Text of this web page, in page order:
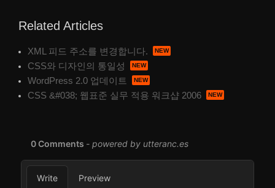
Related Articles
XML 피드 주소를 변경합니다.
CSS와 디자인의 통일성
WordPress 2.0 업데이트
CSS &#038; 웹표준 실무 적용 워크샵 2006